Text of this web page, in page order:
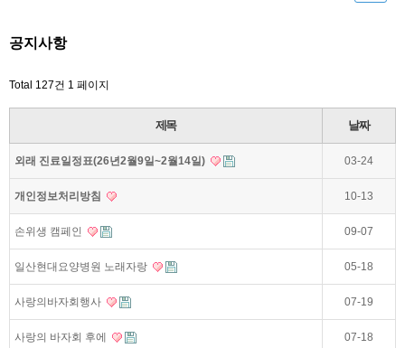
공지사항
Total 127건 1 페이지
제목 날짜
외래 진료일정표(26년2월9일~2월14일) 03-24
개인정보처리방침 10-13
손위생 캠페인 09-07
일산현대요양병원 노래자랑 05-18
사랑의바자회행사 07-19
사랑의 바자회 후에 07-18